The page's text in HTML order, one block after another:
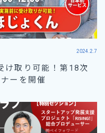
2024.2.7
け取り可能！第18次
ーを開催